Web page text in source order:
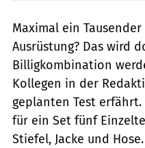
Maximal ein
Ausrüstung? Das wird
Billigkombination
Kollegen in der
geplanten Test erfährt.
für ein Set fünf
Stiefel, Jacke und